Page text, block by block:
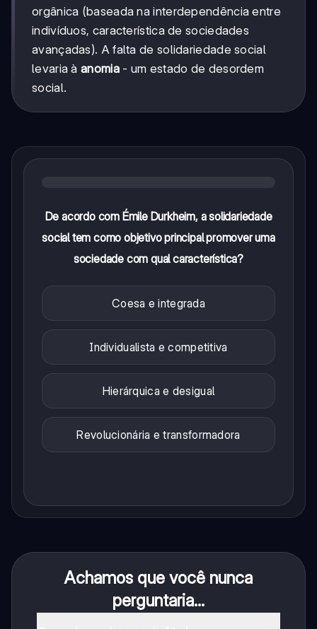
orgânica (baseada na interdependência entre
indivíduos, característica de sociedades
avançadas). A falta de solidariedade social
levaria à anomia- um estado de desordem
social.
De acordo com Émile Durkheim, a solidariedade
social tem como objetivo principal promover uma
sociedade com qual característica?
Coesa e integrada
Individualista e competitiva
Hierárquica e desigual
Revolucionária e transformadora
Achamos que você nunca
perguntaria...